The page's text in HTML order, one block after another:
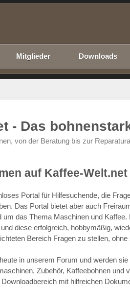
Mitglieder Downloads
- Das
von der Beratung bis zur
auf Kaffee-Welt.net
Portal für Hilfesuchende, die
Das Portal bietet aber auch
um das Thema Maschinen und
diese erfolgreich, hobbymäßig,
Bereich Fragen zu stellen,
in unserem Forum und werden
Zubehör, Kaffeebohnen
mit hilfreichen